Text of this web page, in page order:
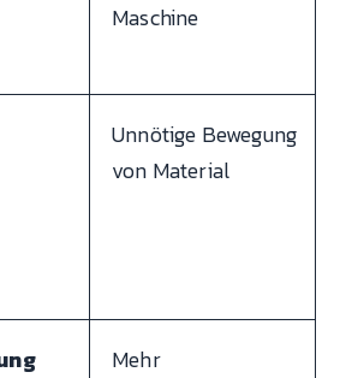
Maschine
Unnötige Bewegung
von Material
Mehr